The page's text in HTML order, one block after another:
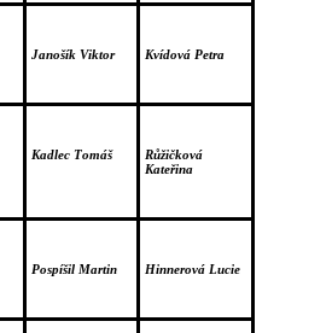
Janošík Viktor Kvídová Petra
Kadlec Tomáš
Růžičková
Kateřina
Pospíšil Martin Hinnerová Lucie